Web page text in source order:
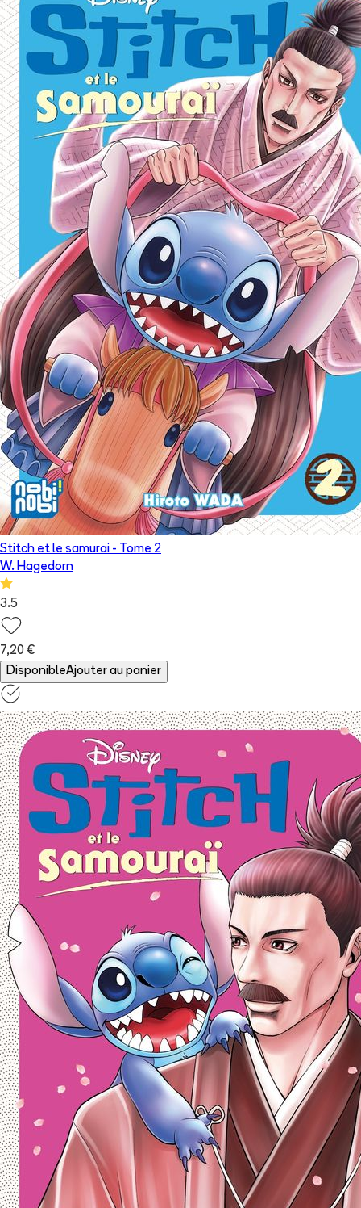
Stitch et le samurai - Tome 2
W. Hagedorn
3.5
7,20 €
DisponibleAjouter au panier